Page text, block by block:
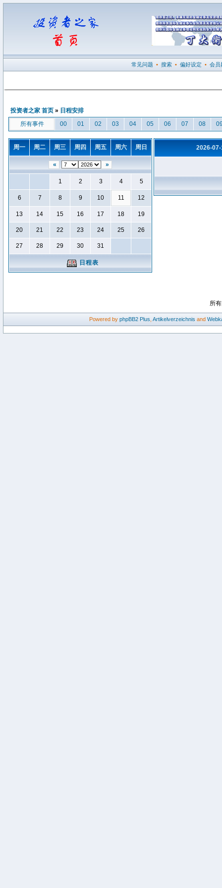
常见问题 • 搜索 • 偏好设定 • 会员
投资者之家 首页 » 日程安排
所有事件
00 01 02 03 04 05 06 07 08
周一 周二 周三 周四 周五 周六 周日
« »
1 2 3 4 5
6 7 8 9 10 11 12
13 14 15 16 17 18 19
20 21 22 23 24 25 26
27 28 29 30 31
日程表
2026-
所
Powered by phpBB2 Plus Artikelverzeichnis and